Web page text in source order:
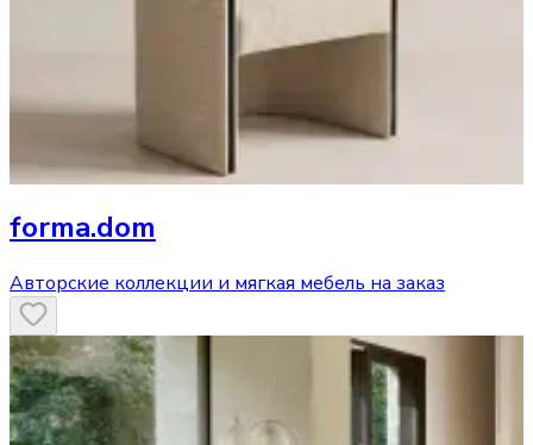
forma.dom
Авторские коллекции и мягкая мебель на заказ